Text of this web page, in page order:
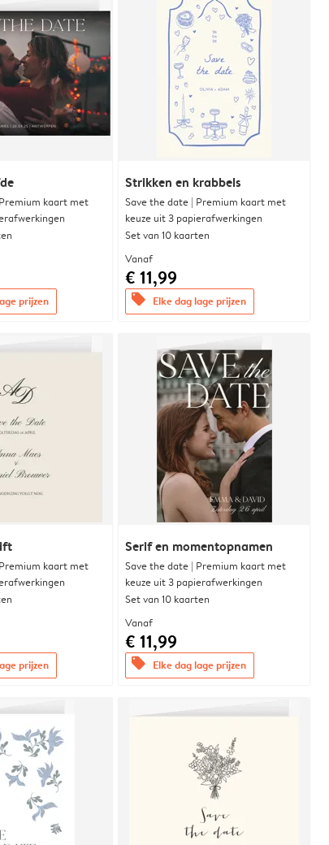
kaart met
prijzen
Strikken en krabbels
Save the date | Premium kaart met
keuze uit 3 papierafwerkingen
Set van 10 kaarten
Vanaf
€ 11,99
offers Elke dag lage prijzen
kaart met
prijzen
Serif en momentopnamen
Save the date | Premium kaart met
keuze uit 3 papierafwerkingen
Set van 10 kaarten
Vanaf
€ 11,99
offers Elke dag lage prijzen